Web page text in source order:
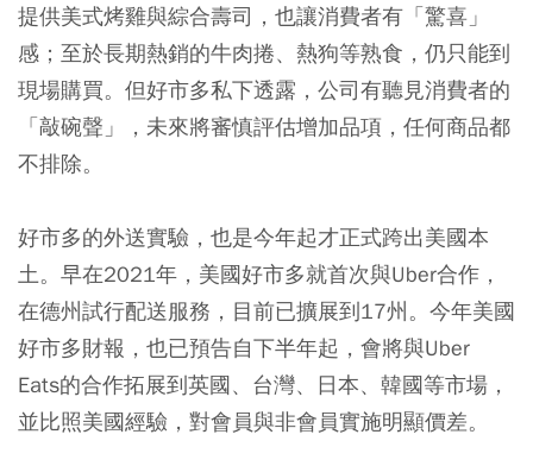
提供美式烤雞與綜合壽司，也讓消費者有「驚喜」
感；至於長期熱銷的牛肉捲、熱狗等熟食，仍只能到
現場購買。但好市多私下透露，公司有聽見消費者的
「敲碗聲」，未來將審慎評估增加品項，任何商品都
不排除。
好市多的外送實驗，也是今年起才正式跨出美國本
土。早在2021年，美國好市多就首次與Uber合作，
在德州試行配送服務，目前已擴展到17州。今年美國
好市多財報，也已預告自下半年起，會將與Uber
Eats的合作拓展到英國、台灣、日本、韓國等市場，
並比照美國經驗，對會員與非會員實施明顯價差。